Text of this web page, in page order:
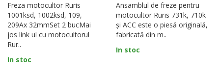
Freza motocultor Ruris
1001ksd, 1002ksd, 109,
209Ax 32mmSet 2 bucMai
jos link ul cu motocultorul
Rur..
In stoc
Ansamblul de freze pentru
motocultor Ruris 731k, 710k
și ACC este o piesă originală,
fabricată din m..
In stoc